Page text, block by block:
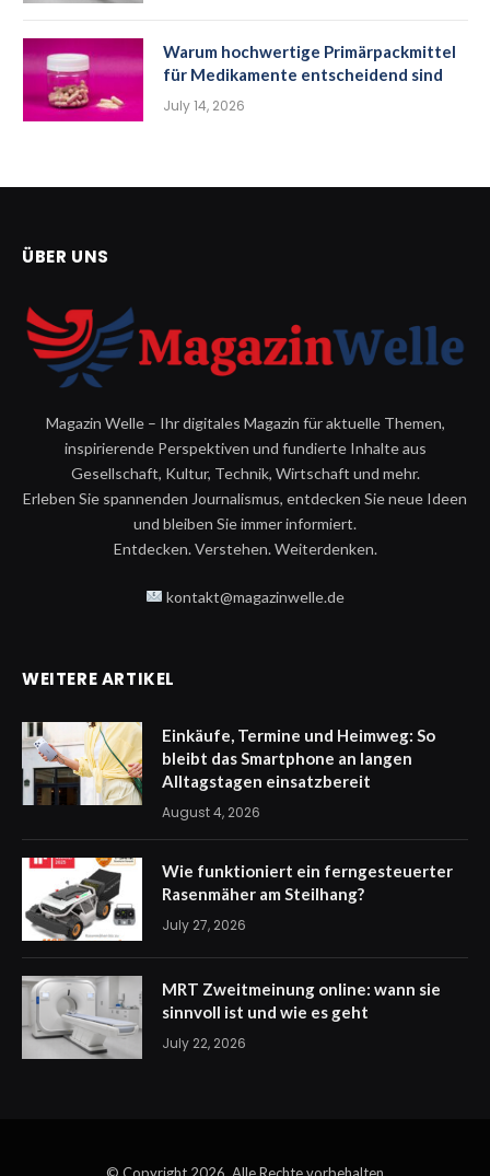
Warum hochwertige Primärpackmittel
für Medikamente entscheidend sind
July 14, 2026
ÜBER UNS
Magazin Welle – Ihr digitales Magazin für aktuelle Themen,
inspirierende Perspektiven und fundierte Inhalte aus
Gesellschaft, Kultur, Technik, Wirtschaft und mehr.
Erleben Sie spannenden Journalismus, entdecken Sie neue Ideen
und bleiben Sie immer informiert.
Entdecken. Verstehen. Weiterdenken.
kontakt@magazinwelle.de
WEITERE ARTIKEL
Einkäufe, Termine und Heimweg: So
bleibt das Smartphone an langen
Alltagstagen einsatzbereit
August 4, 2026
Wie funktioniert ein ferngesteuerter
Rasenmäher am Steilhang?
July 27, 2026
MRT Zweitmeinung online: wann sie
sinnvoll ist und wie es geht
July 22, 2026
© Copyright 2026, Alle Rechte vorbehalten